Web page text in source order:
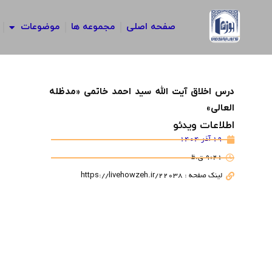
صفحه اصلی مجموعه ها موضوعات
درس اخلاق آیت الله سید احمد خاتمی «مدظله
العالی»
اطلاعات ویدئو
19 آذر 1404
9:21 ق.ظ
لینک صفحه : https://livehowzeh.ir/22038